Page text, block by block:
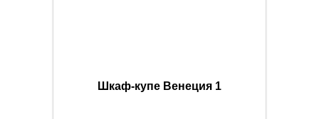
Шкаф-купе Венеция 1